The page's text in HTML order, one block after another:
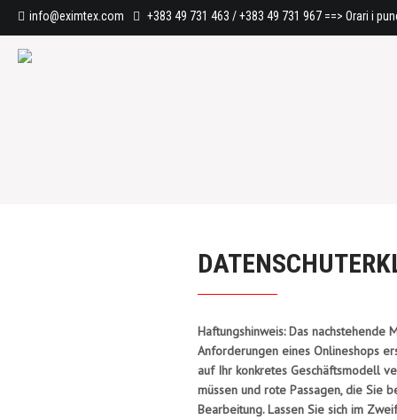
+383 49 731 463 / +383 49 731 967
info@eximtex.com ==> Orari i
Haftungshinweis: Das nachstehende
Anforderungen eines Onlineshops
auf Ihr konkretes Geschäftsmodell
müssen und rote Passagen, die Sie
Bearbeitung. Lassen Sie sich im